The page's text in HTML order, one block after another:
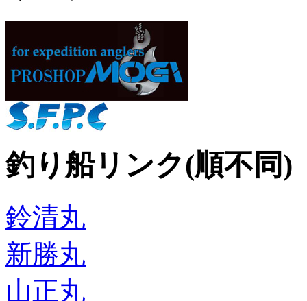
釣り船リンク(順不同)
鈴清丸
新勝丸
山正丸